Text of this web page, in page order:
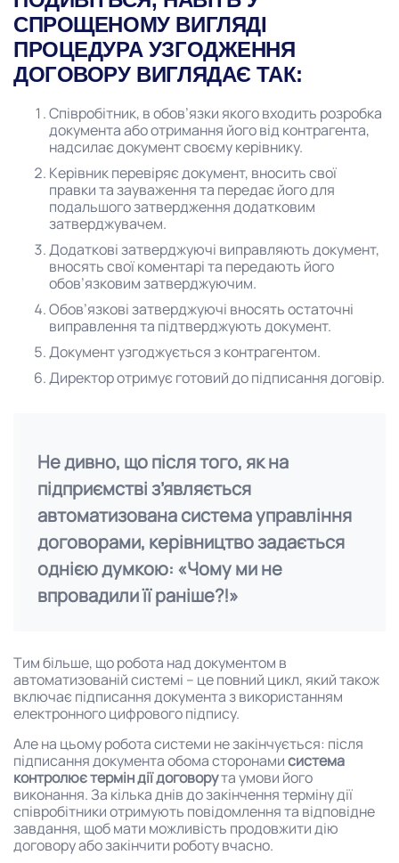
СПРОЩЕНОМУ ВИГЛЯДІ
ПРОЦЕДУРА УЗГОДЖЕННЯ
ДОГОВОРУ ВИГЛЯДАЄ ТАК:
Співробітник, в обов’язки якого входить розробка
документа або отримання його від контрагента,
надсилає документ своєму керівнику.
Керівник перевіряє документ, вносить свої
правки та зауваження та передає його для
подальшого затвердження додатковим
затверджувачем.
Додаткові затверджуючі виправляють документ,
вносять свої коментарі та передають його
обов’язковим затверджуючим.
Обов’язкові затверджуючі вносять остаточні
виправлення та підтверджують документ.
Документ узгоджується з контрагентом.
Директор отримує готовий до підписання договір.
Не дивно, що після того, як на
підприємстві з’являється
автоматизована система управління
договорами, керівництво задається
однією думкою: «Чому ми не
впровадили її раніше?!»
Тим більше, що робота над документом в
автоматизованій системі – це повний цикл, який також
включає підписання документа з використанням
електронного цифрового підпису.
Але на цьому робота системи не закінчується: після
підписання документа обома сторонамисистема
контролює термін дії договорута умови його
виконання. За кілька днів до закінчення терміну дії
співробітники отримують повідомлення та відповідне
завдання, щоб мати можливість продовжити дію
договору або закінчити роботу вчасно.